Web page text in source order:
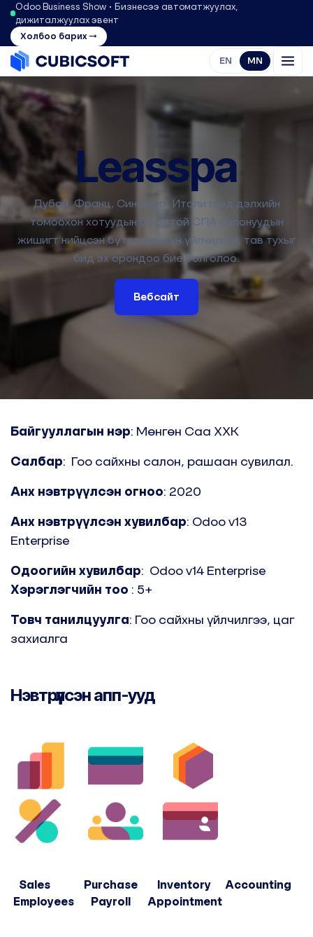
Odoo Business Show • Бизнесээ автоматжуулах,
дижиталжуулах эвент
Холбоо барих →
EN MN
Leasspa
Дубай, Франц, Сингапур, Итали гээд дэлхийн
томоохон хотуудын 5н одтой СПА салонуудын
жишигт нийцсэн бүтээгдэхүүн үйлчилгээ, тав тухыг
бид эх орондоо бие болголоо.
Вебсайт
Байгууллагын нэр: Мөнгөн Саа ХХК
Салбар: Гоо сайхны салон, рашаан сувилал.
Анх нэвтрүүлсэн огноо: 2020
Анх нэвтрүүлсэн хувилбар: Odoo v13
Enterprise
Одоогийн хувилбар: Odoo v14 Enterprise
Хэрэглэгчийн тоо : 5+
Товч танилцуулга: Гоо сайхны үйлчилгээ, цаг
захиалга
Нэвтрүүлсэн апп-ууд
Sales Purchase Inventory Accounting
Employees Payroll Appointment